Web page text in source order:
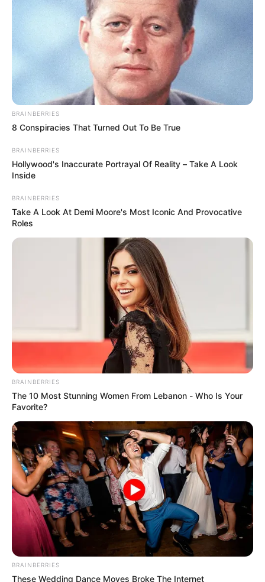
Confirman cierres viales
en Cartagena para este
jueves 7 mayo de 2026:
las vías afectadas
COPA LIBERTADORES
Papelón de Santa Fe en la
último de su grupo y ni
¿Compañeros no se
Señalan al defensor de
Junior por nueva
expulsión
JUNIOR DE BARRANQUILLA
El tiburón no levanta en
Copa Libertadores
TEMAS DESTACADOS
EMERGENCIAS POR LLUVIAS
FUERTES LLUVIAS
VIA AL LLANO
LIGA BETPLAY
METRO DE MEDELLÍN
CORTES DE LUZ
CORTES DE AGUA
FENÓMENO DEL NIÑO
BRAINBERRIES
8 Conspiracies That Turned Out To Be True
BRAINBERRIES
Hollywood's Inaccurate Portrayal Of Reality – Take A Look
Inside
BRAINBERRIES
Take A Look At Demi Moore's Most Iconic And Provocative
Roles
BRAINBERRIES
The 10 Most Stunning Women From Lebanon - Who Is Your
Favorite?
BRAINBERRIES
These Wedding Dance Moves Broke The Internet